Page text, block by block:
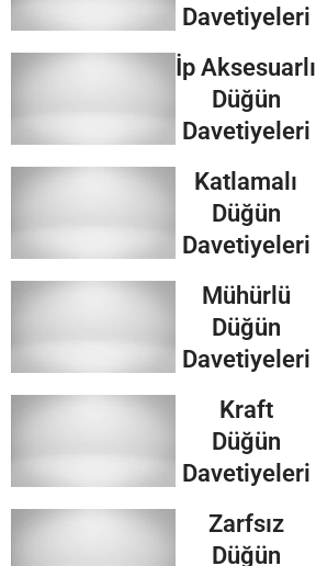
Davetiyeleri
İp Aksesuarlı
Düğün
Davetiyeleri
Katlamalı
Düğün
Davetiyeleri
Mühürlü
Düğün
Davetiyeleri
Kraft
Düğün
Davetiyeleri
Zarfsız
Düğün